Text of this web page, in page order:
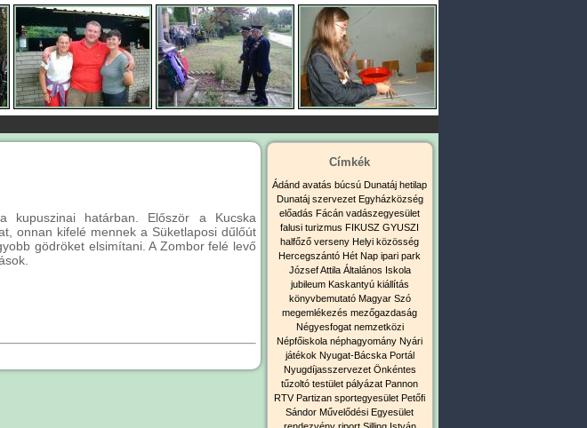
kupuszinai határban. Először a Kucska
onnan kifelé mennek a Süketlaposi dűlőút
gödröket elsimítani. A Zombor felé levő
Címkék
Ádánd avatás búcsú Dunatáj hetilap
Dunatáj szervezet Egyházközség
előadás Fácán vadászegyesület
falusi turizmus FIKUSZ GYUSZI
halfőző verseny Helyi közösség
Hercegszántó Hét Nap ipari park
József Attila Általános Iskola
jubileum Kaskantyú kiállítás
könyvbemutató Magyar Szó
megemlékezés mezőgazdaság
Négyesfogat nemzetközi
Népfőiskola néphagyomány Nyári
játékok Nyugat-Bácska Portál
Nyugdíjasszervezet Önkéntes
tűzoltó testület pályázat Pannon
RTVPartizan sportegyesület Petőfi
Sándor Művelődési Egyesület